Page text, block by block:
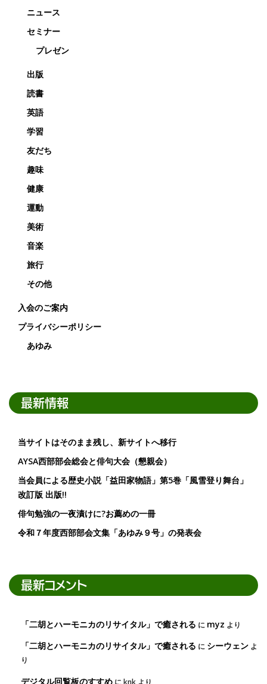
ニュース
セミナー
プレゼン
出版
読書
英語
学習
友だち
趣味
健康
運動
美術
音楽
旅行
その他
入会のご案内
プライバシーポリシー
あゆみ
最新情報
当サイトはそのまま残し、新サイトへ移行
AYSA西部部会総会と俳句大会（懇親会）
当会員による歴史小説「益田家物語」第5巻「風雪登り舞台」
改訂版 出版!!
俳句勉強の一夜漬けに?お薦めの一冊
令和７年度西部部会文集「あゆみ９号」の発表会
最新コメント
「二胡とハーモニカのリサイタル」で癒される に myz より
「二胡とハーモニカのリサイタル」で癒される に シーウェン よ
り
デジタル回覧板のすすめ にknk より